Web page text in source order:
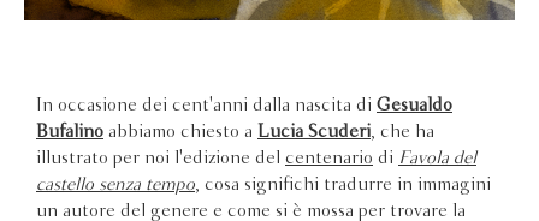
In occasione dei cent'anni dalla nascita di Gesualdo
Bufalino abbiamo chiesto a Lucia Scuderi , che ha
illustrato per noi l'edizione del centenario di Favola del
castello senza tempo , cosa significhi tradurre in immagini
un autore del genere e come si è mossa per trovare la